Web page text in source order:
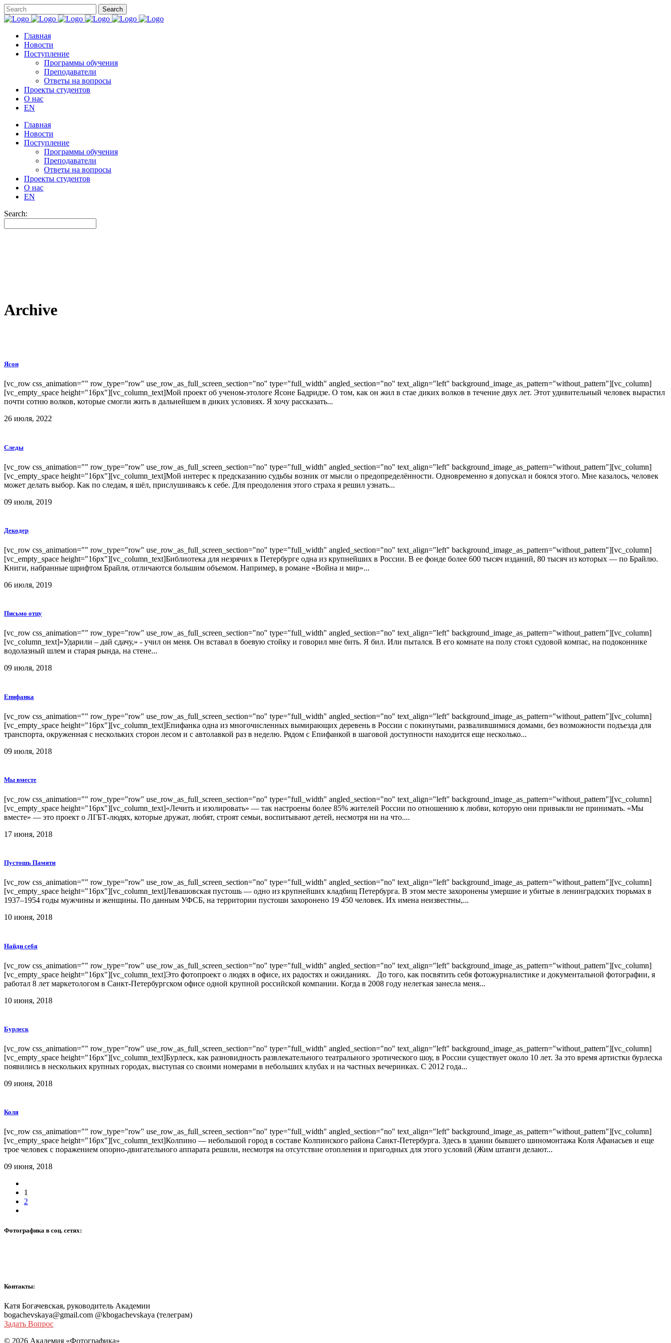
Главная
Новости
Поступление
Программы обучения
Преподаватели
Ответы на вопросы
Проекты студентов
О нас
EN
Главная
Новости
Поступление
Программы обучения
Преподаватели
Ответы на вопросы
Проекты студентов
О нас
EN
Search:
Archive
Ясон
[vc_row css_animation="" row_type="row" use_row_as_full_screen_section="no" type="full_width" angled_section="no" text_align="left" background_image_as_pattern="without_pattern"][vc_column]
[vc_empty_space height="16px"][vc_column_text]Мой проект об ученом-этологе Ясоне Бадридзе. О том, как он жил в стае диких волков в течение двух лет. Этот удивительный человек вырастил
почти сотню волков, которые смогли жить в дальнейшем в диких условиях. Я хочу рассказать...
26 июля, 2022
Следы
[vc_row css_animation="" row_type="row" use_row_as_full_screen_section="no" type="full_width" angled_section="no" text_align="left" background_image_as_pattern="without_pattern"][vc_column]
[vc_empty_space height="16px"][vc_column_text]Мой интерес к предсказанию судьбы возник от мысли о предопределённости. Одновременно я допускал и боялся этого. Мне казалось, человек
может делать выбор. Как по следам, я шёл, прислушиваясь к себе. Для преодоления этого страха я решил узнать...
09 июля, 2019
Декодер
[vc_row css_animation="" row_type="row" use_row_as_full_screen_section="no" type="full_width" angled_section="no" text_align="left" background_image_as_pattern="without_pattern"][vc_column]
[vc_empty_space height="16px"][vc_column_text]Библиотека для незрячих в Петербурге одна из крупнейших в России. В ее фонде более 600 тысяч изданий, 80 тысяч из которых — по Брайлю.
Книги, набранные шрифтом Брайля, отличаются большим объемом. Например, в романе «Война и мир»...
06 июля, 2019
Письмо отцу
[vc_row css_animation="" row_type="row" use_row_as_full_screen_section="no" type="full_width" angled_section="no" text_align="left" background_image_as_pattern="without_pattern"][vc_column]
[vc_column_text]«Ударили – дай сдачу,» - учил он меня. Он вставал в боевую стойку и говорил мне бить. Я бил. Или пытался. В его комнате на полу стоял судовой компас, на подоконнике
водолазный шлем и старая рында, на стене...
09 июля, 2018
Епифанка
[vc_row css_animation="" row_type="row" use_row_as_full_screen_section="no" type="full_width" angled_section="no" text_align="left" background_image_as_pattern="without_pattern"][vc_column]
[vc_empty_space height="16px"][vc_column_text]Епифанка одна из многочисленных вымирающих деревень в России с покинутыми, развалившимися домами, без возможности подъезда для
транспорта, окруженная с нескольких сторон лесом и с автолавкой раз в неделю. Рядом с Епифанкой в шаговой доступности находится еще несколько...
09 июля, 2018
Мы вместе
[vc_row css_animation="" row_type="row" use_row_as_full_screen_section="no" type="full_width" angled_section="no" text_align="left" background_image_as_pattern="without_pattern"][vc_column]
[vc_empty_space height="16px"][vc_column_text]«Лечить и изолировать» — так настроены более 85% жителей России по отношению к любви, которую они привыкли не принимать. «Мы
вместе» — это проект о ЛГБТ-людях, которые дружат, любят, строят семьи, воспитывают детей, несмотря ни на что....
17 июня, 2018
Пустошь Памяти
[vc_row css_animation="" row_type="row" use_row_as_full_screen_section="no" type="full_width" angled_section="no" text_align="left" background_image_as_pattern="without_pattern"][vc_column]
[vc_empty_space height="16px"][vc_column_text]Левашовская пустошь — одно из крупнейших кладбищ Петербурга. В этом месте захоронены умершие и убитые в ленинградских тюрьмах в
1937–1954 годы мужчины и женщины. По данным УФСБ, на территории пустоши захоронено 19 450 человек. Их имена неизвестны,...
10 июня, 2018
Найди себя
[vc_row css_animation="" row_type="row" use_row_as_full_screen_section="no" type="full_width" angled_section="no" text_align="left" background_image_as_pattern="without_pattern"][vc_column]
[vc_empty_space height="16px"][vc_column_text]Это фотопроект о людях в офисе, их радостях и ожиданиях. До того, как посвятить себя фотожурналистике и документальной фотографии, я
работал 8 лет маркетологом в Санкт-Петербургском офисе одной крупной российской компании. Когда в 2008 году нелегкая занесла меня...
10 июня, 2018
Бурлеск
[vc_row css_animation="" row_type="row" use_row_as_full_screen_section="no" type="full_width" angled_section="no" text_align="left" background_image_as_pattern="without_pattern"][vc_column]
[vc_empty_space height="16px"][vc_column_text]Бурлеск, как разновидность развлекательного театрального эротического шоу, в России существует около 10 лет. За это время артистки бурлеска
появились в нескольких крупных городах, выступая со своими номерами в небольших клубах и на частных вечеринках. С 2012 года...
09 июня, 2018
Коля
[vc_row css_animation="" row_type="row" use_row_as_full_screen_section="no" type="full_width" angled_section="no" text_align="left" background_image_as_pattern="without_pattern"][vc_column]
[vc_empty_space height="16px"][vc_column_text]Колпино — небольшой город в составе Колпинского района Санкт-Петербурга. Здесь в здании бывшего шиномонтажа Коля Афанасьев и еще
трое человек с поражением опорно-двигательного аппарата решили, несмотря на отсутствие отопления и пригодных для этого условий (Жим штанги делают...
09 июня, 2018
1
2
Фотографика в соц. сетях:
Контакты:
Катя Богачевская, руководитель Академии
bogachevskaya@gmail.com @kbogachevskaya (телеграм)
Задать Вопрос
© 2026 Академия «Фотографика»